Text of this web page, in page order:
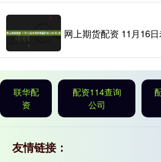
网上期货配资 11月16
联华配
资
配资114查询
公司
友情链接：